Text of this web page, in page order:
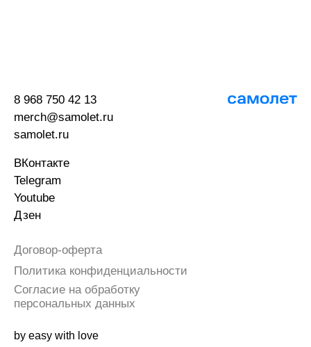
8 968 750 42 13
by easy with love
merch@samolet.ru
ВКонтакте
Telegram
Договор-оферта
samolet.ru
Youtube
Дзен
Политика конфиденциальности
Согласие на обработку
персональных данных